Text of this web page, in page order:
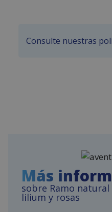
Consulte nuestras
Más
sobre Ramo
lilium y rosas